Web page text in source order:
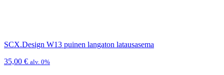
SCX.Design W13 puinen langaton latausasema
35,00 € alv. 0%